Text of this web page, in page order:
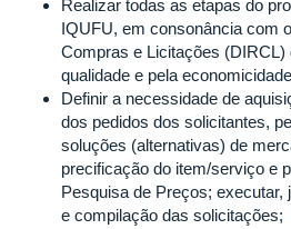
Realizar todas as etapas do
IQUFU, em consonância com
Compras e Licitações
qualidade e pela
Definir a necessidade de
dos pedidos dos solicitantes,
soluções (alternativas) de
precificação do item/serviço e
Pesquisa de Preços; executar,
e compilação das